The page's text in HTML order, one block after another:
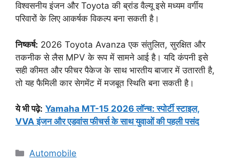
विश्वसनीय इंजन और Toyota की ब्रांड वैल्यू इसे मध्यम वर्गीय
परिवारों के लिए आकर्षक विकल्प बना सकती है।
निष्कर्ष: 2026 Toyota Avanza एक संतुलित, सुरक्षित और
तकनीक से लैस MPV के रूप में सामने आई है। यदि कंपनी इसे
सही कीमत और फीचर पैकेज के साथ भारतीय बाजार में उतारती है,
तो यह फैमिली कार सेगमेंट में मजबूत स्थिति बना सकती है।
ये भी पढ़े: Yamaha MT-15 2026 लॉन्च: स्पोर्टी स्टाइल,
VVA इंजन और एडवांस फीचर्स के साथ युवाओं की पहली पसंद
Categories
Automobile